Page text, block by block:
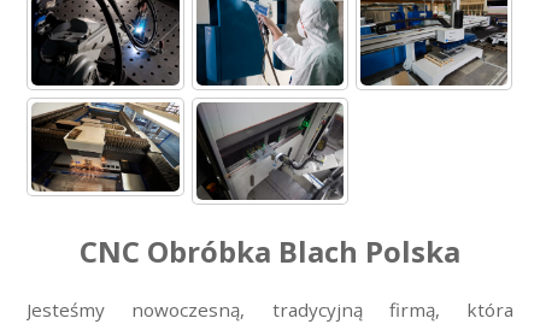
CNC Obróbka Blach Polska
Jesteśmy nowoczesną, tradycyjną firmą, która